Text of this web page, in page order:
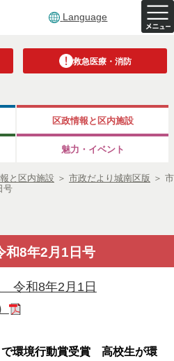
Language
救急医療・消防
区政情報と区内施設
魅力・イベント
と区内施設 ＞ 市政だより城南区版 ＞ 市
号
和8年2月1日号
令和8年2月1日
で環境行動賞受賞 高校生が環